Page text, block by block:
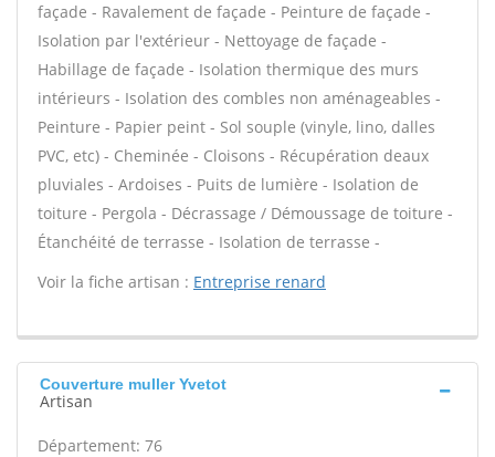
façade - Ravalement de façade - Peinture de façade -
Isolation par l'extérieur - Nettoyage de façade -
Habillage de façade - Isolation thermique des murs
intérieurs - Isolation des combles non aménageables -
Peinture - Papier peint - Sol souple (vinyle, lino, dalles
PVC, etc) - Cheminée - Cloisons - Récupération deaux
pluviales - Ardoises - Puits de lumière - Isolation de
toiture - Pergola - Décrassage / Démoussage de toiture -
Étanchéité de terrasse - Isolation de terrasse -
Voir la fiche artisan : Entreprise renard
Couverture muller Yvetot
Artisan
Département: 76